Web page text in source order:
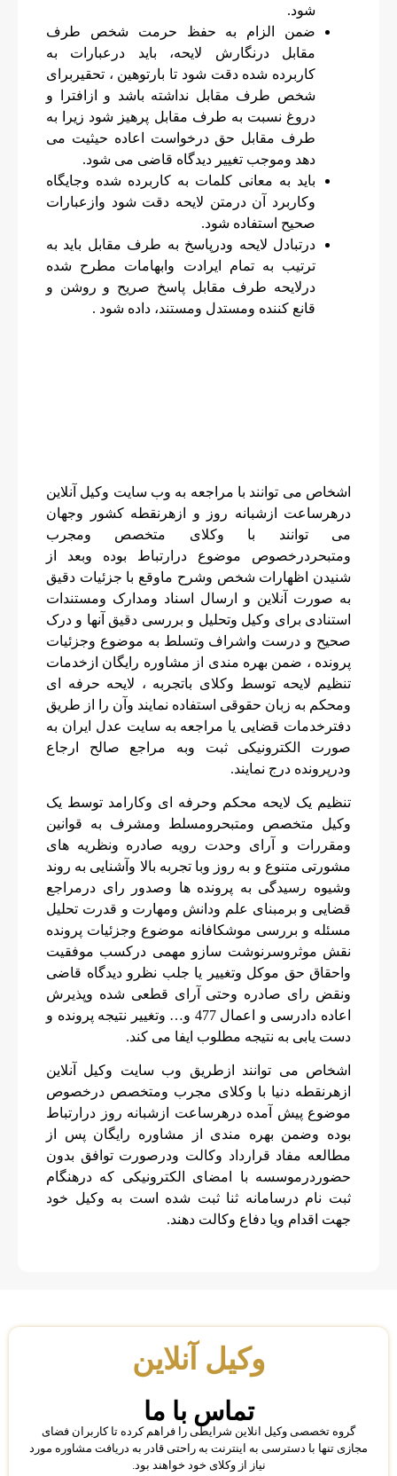
شود.
ضمن الزام به حفظ حرمت شخص طرف
مقابل درنگارش لایحه، باید درعبارات به
کاربرده شده دقت شود تا بارتوهین ، تحقیربرای
شخص طرف مقابل نداشته باشد و ازافترا و
دروغ نسبت به طرف مقابل پرهیز شود زیرا به
طرف مقابل حق درخواست اعاده حیثیت می
دهد وموجب تغییر دیدگاه قاضی می شود.
باید به معانی کلمات به کاربرده شده وجایگاه
وکاربرد آن درمتن لایحه دقت شود وازعبارات
صحیح استفاده شود.
درتبادل لایحه ودرپاسخ به طرف مقابل باید به
ترتیب به تمام ایرادت وابهامات مطرح شده
درلایحه طرف مقابل پاسخ صریح و روشن و
قانع کننده ومستدل ومستند، داده شود .
اشخاص می توانند با مراجعه به وب سایت وکیل آنلاین
درهرساعت ازشبانه روز و ازهرنقطه کشور وجهان
می توانند با وکلای متخصص ومجرب
ومتبحردرخصوص موضوع درارتباط بوده وبعد از
شنیدن اظهارات شخص وشرح ماوقع با جزئیات دقیق
به صورت آنلاین و ارسال اسناد ومدارک ومستندات
استنادی برای وکیل وتحلیل و بررسی دقیق آنها و درک
صحیح و درست واشراف وتسلط به موضوع وجزئیات
پرونده ، ضمن بهره مندی از مشاوره رایگان ازخدمات
تنظیم لایحه توسط وکلای باتجربه ، لایحه حرفه ای
ومحکم به زبان حقوقی استفاده نمایند وآن را از طریق
دفترخدمات قضایی یا مراجعه به سایت عدل ایران به
صورت الکترونیکی ثبت وبه مراجع صالح ارجاع
ودرپرونده درج نمایند.
تنظیم یک لایحه محکم وحرفه ای وکارامد توسط یک
وکیل متخصص ومتبحرومسلط ومشرف به قوانین
ومقررات و آرای وحدت رویه صادره ونظریه های
مشورتی متنوع و به روز وبا تجربه بالا وآشنایی به روند
وشیوه رسیدگی به پرونده ها وصدور رای درمراجع
قضایی و برمبنای علم ودانش ومهارت و قدرت تحلیل
مسئله و بررسی موشکافانه موضوع وجزئیات پرونده
نقش موثروسرنوشت سازو مهمی درکسب موفقیت
واحقاق حق موکل وتغییر یا جلب نظرو دیدگاه قاضی
ونقض رای صادره وحتی آرای قطعی شده وپذیرش
اعاده دادرسی و اعمال 477 و… وتغییر نتیجه پرونده و
دست یابی به نتیجه مطلوب ایفا می کند.
اشخاص می توانند ازطریق وب سایت وکیل آنلاین
ازهرنقطه دنیا با وکلای مجرب ومتخصص درخصوص
موضوع پیش آمده درهرساعت ازشبانه روز درارتباط
بوده وضمن بهره مندی از مشاوره رایگان پس از
مطالعه مفاد قرارداد وکالت ودرصورت توافق بدون
حضوردرموسسه با امضای الکترونیکی که درهنگام
ثبت نام درسامانه ثنا ثبت شده است به وکیل خود
جهت اقدام ویا دفاع وکالت دهند.
وکیل آنلاین
تماس با ما
گروه تخصصی وکیل انلاین شرایطی را فراهم کرده تا کاربران فضای
مجازی تنها با دسترسی به اینترنت به راحتی قادر به دریافت مشاوره مورد
نیاز از وکلای خود خواهند بود.